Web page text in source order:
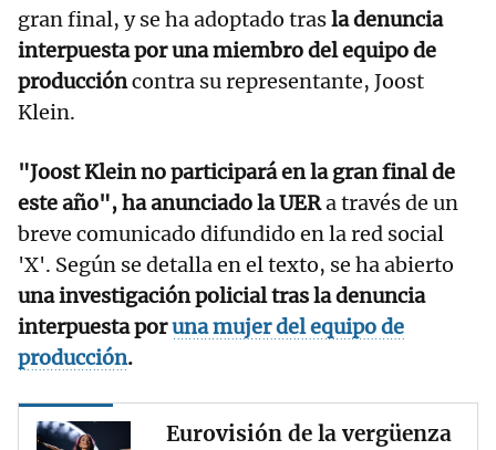
gran final, y se ha adoptado trasla denuncia
interpuesta por una miembro del equipo de
produccióncontra su representante, Joost
Klein.
"Joost Klein no participará en la gran final de
este año", ha anunciado la UERa través de un
breve comunicado difundido en la red social
'X'. Según se detalla en el texto, se ha abierto
una investigación policial tras la denuncia
interpuesta poruna mujer del equipo de
producción.
Eurovisión de la vergüenza